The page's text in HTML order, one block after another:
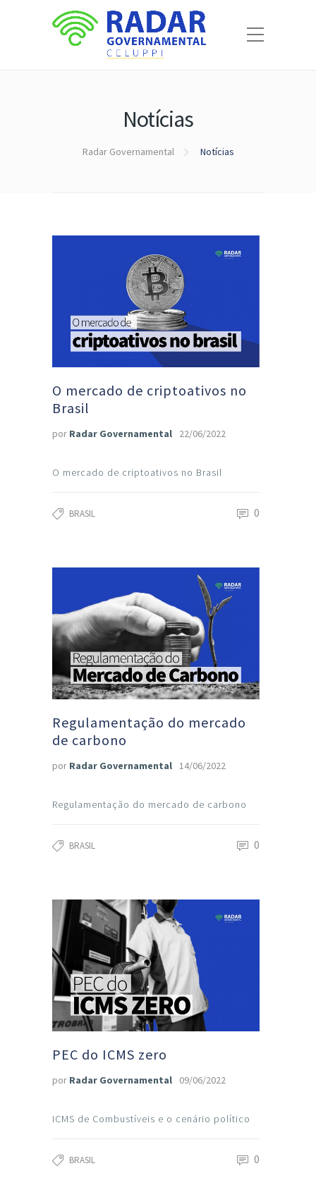
Notícias
Radar Governamental Notícias
O mercado de criptoativos no
Brasil
por Radar Governamental 22/06/2022
O mercado de criptoativos no Brasil
BRASIL 0
Regulamentação do mercado
de carbono
por Radar Governamental 14/06/2022
Regulamentação do mercado de carbono
BRASIL 0
PEC do ICMS zero
por Radar Governamental 09/06/2022
ICMS de Combustíveis e o cenário político
BRASIL 0